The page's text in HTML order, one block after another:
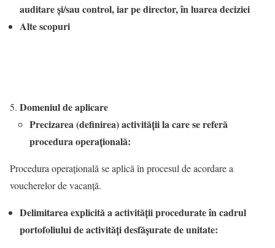
auditare și/sau control, iar pe director, în luarea deciziei
Alte scopuri
Domeniul de aplicare
Precizarea (definirea) activității la care se referă
procedura operațională:
Procedura operaţională se aplică în procesul de acordare a
voucherelor de vacanță.
Delimitarea explicită a activității procedurate în cadrul
portofoliului de activități desfășurate de unitate: